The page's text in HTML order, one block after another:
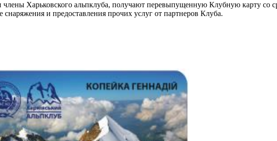
Харьковского альпклуба, получают перевыпущенную Клубную карту со
и предоставления прочих услуг от партнеров Клуба.